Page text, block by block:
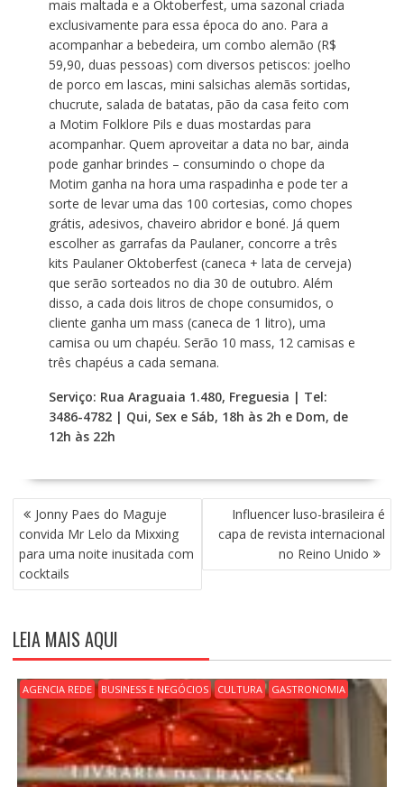
mais maltada e a Oktoberfest, uma sazonal criada
exclusivamente para essa época do ano. Para a
acompanhar a bebedeira, um combo alemão (R$
59,90, duas pessoas) com diversos petiscos: joelho
de porco em lascas, mini salsichas alemãs sortidas,
chucrute, salada de batatas, pão da casa feito com
a Motim Folklore Pils e duas mostardas para
acompanhar. Quem aproveitar a data no bar, ainda
pode ganhar brindes – consumindo o chope da
Motim ganha na hora uma raspadinha e pode ter a
sorte de levar uma das 100 cortesias, como chopes
grátis, adesivos, chaveiro abridor e boné. Já quem
escolher as garrafas da Paulaner, concorre a três
kits Paulaner Oktoberfest (caneca + lata de cerveja)
que serão sorteados no dia 30 de outubro. Além
disso, a cada dois litros de chope consumidos, o
cliente ganha um mass (caneca de 1 litro), uma
camisa ou um chapéu. Serão 10 mass, 12 camisas e
três chapéus a cada semana.
Serviço: Rua Araguaia 1.480, Freguesia | Tel:
3486-4782 | Qui, Sex e Sáb, 18h às 2h e Dom, de
12h às 22h
N
A
V
E
G
Ç
Ã
O
D
S
Jonny Paes do Maguje
convida Mr Lelo da Mixxing
para uma noite inusitada com
cocktails
Influencer luso-brasileira é
capa de revista internacional
no Reino Unido
LEIA MAIS AQUI
AGENCIA REDE BUSINESS E NEGÓCIOS CULTURA GASTRONOMIA